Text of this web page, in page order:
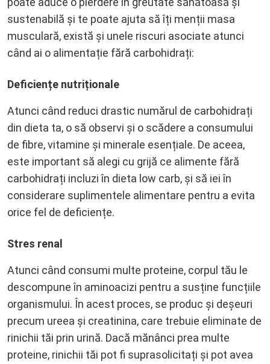
sustenabilă și te poate ajuta să îți menții masa
musculară, există și unele riscuri asociate atunci
când ai o alimentație fără carbohidrați:
Deficiențe nutriționale
Atunci când reduci drastic numărul de carbohidrați
din dieta ta, o să observi și o scădere a consumului
de fibre, vitamine și minerale esențiale. De aceea,
este important să alegi cu grijă ce alimente fără
carbohidrați incluzi în dieta low carb, și să iei în
considerare suplimentele alimentare pentru a evita
orice fel de deficiențe.
Stres renal
Atunci când consumi multe proteine, corpul tău le
descompune în aminoacizi pentru a susține funcțiile
organismului. În acest proces, se produc și deșeuri
precum ureea și creatinina, care trebuie eliminate de
rinichii tăi prin urină. Dacă mănânci prea multe
proteine, rinichii tăi pot fi suprasolicitați și pot avea